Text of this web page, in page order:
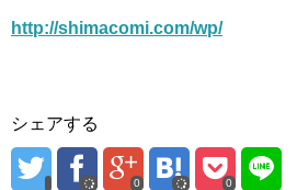
http://shimacomi.com/wp/
シェアする
0 0